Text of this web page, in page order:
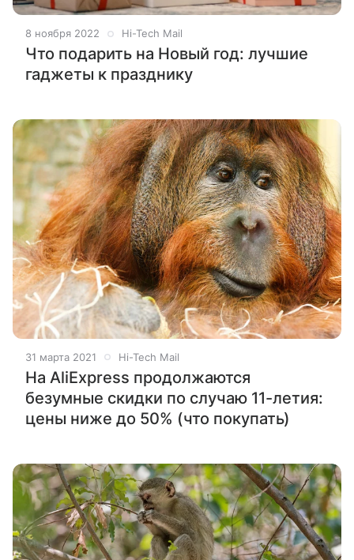
8 ноября 2022 Hi-Tech Mail
Что подарить на Новый год: лучшие
гаджеты к празднику
31 марта 2021 Hi-Tech Mail
На AliExpress продолжаются
безумные скидки по случаю 11-летия:
цены ниже до 50% (что покупать)